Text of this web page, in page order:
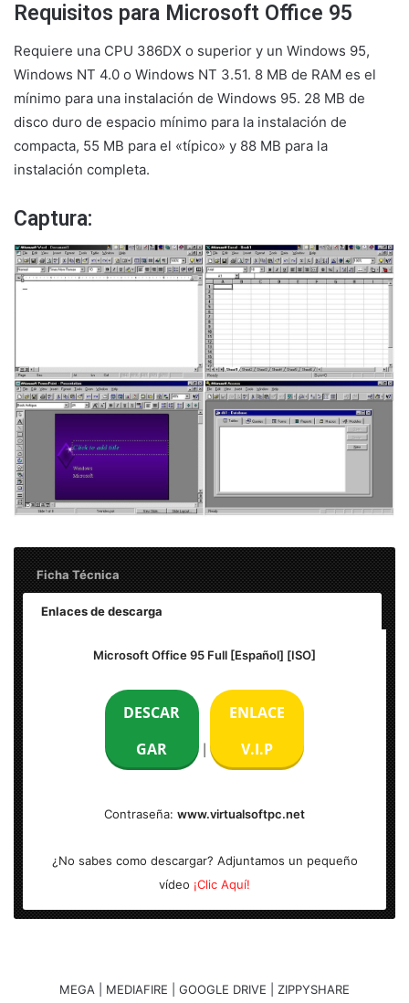
Requisitos para Microsoft Office 95
Requiere una CPU 386DX o superior y un Windows 95,
Windows NT 4.0 o Windows NT 3.51. 8 MB de RAM es el
mínimo para una instalación de Windows 95. 28 MB de
disco duro de espacio mínimo para la instalación de
compacta, 55 MB para el «típico» y 88 MB para la
instalación completa.
Captura:
Ficha Técnica
Enlaces de descarga
Arquitectura: x86 Bits | S.O: Windows
Microsoft Office 95 Full [Español] [ISO]
DESCAR
GAR
ENLACE
V.I.P
Contraseña: www.virtualsoftpc.net
¿No sabes como descargar? Adjuntamos un pequeño
vídeo ¡Clic Aquí!
MEGA | MEDIAFIRE | GOOGLE DRIVE | ZIPPYSHARE